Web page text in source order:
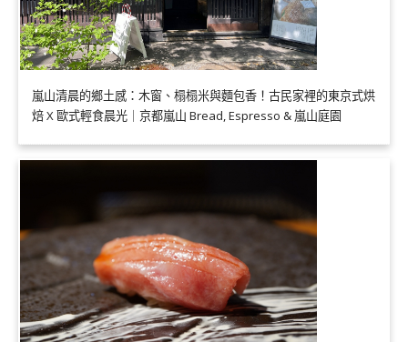
嵐山清晨的鄉土感：木窗、榻榻米與麵包香！古民家裡的東京式烘
焙 X 歐式輕食晨光｜京都嵐山 Bread, Espresso & 嵐山庭園